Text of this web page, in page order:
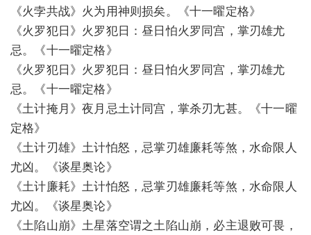
《火孛共战》火为用神则损矣。《十一曜定格》
《火罗犯日》火罗犯日：昼日怕火罗同宫，掌刃雄尤
忌。《十一曜定格》
《火罗犯日》火罗犯日：昼日怕火罗同宫，掌刃雄尤
忌。《十一曜定格》
《土计掩月》夜月忌土计同宫，掌杀刃尢甚。《十一曜
定格》
《土计刃雄》土计怕怒，忌掌刃雄廉耗等煞，水命限人
尤凶。《谈星奥论》
《土计廉耗》土计怕怒，忌掌刃雄廉耗等煞，水命限人
尤凶。《谈星奥论》
《土陷山崩》土星落空谓之土陷山崩，必主退败可畏，